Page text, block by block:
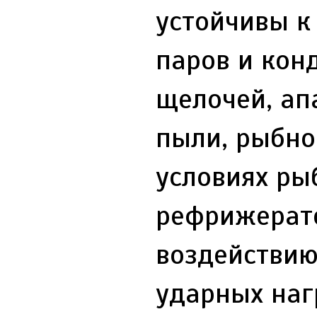
устойчивы
паров и
щелочей,
пыли,
условиях
ударных